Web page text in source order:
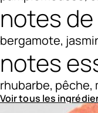
notes
bergamote,
notes
rhubarbe, pêche,
Voir tous les